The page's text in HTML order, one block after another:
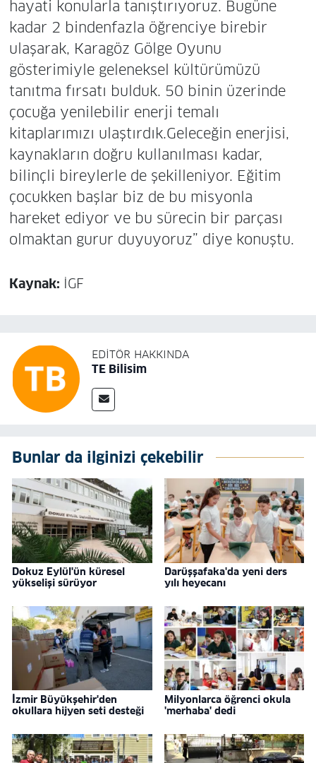
hayati konularla tanıştırıyoruz. Bugüne
kadar 2 bindenfazla öğrenciye birebir
ulaşarak, Karagöz Gölge Oyunu
gösterimiyle geleneksel kültürümüzü
tanıtma fırsatı bulduk. 50 binin üzerinde
çocuğa yenilebilir enerji temalı
kitaplarımızı ulaştırdık.Geleceğin enerjisi,
kaynakların doğru kullanılması kadar,
bilinçli bireylerle de şekilleniyor. Eğitim
çocukken başlar biz de bu misyonla
hareket ediyor ve bu sürecin bir parçası
olmaktan gurur duyuyoruz” diye konuştu.
Kaynak: İGF
EDITÖR HAKKINDA
TE Bilisim
Bunlar da ilginizi çekebilir
Dokuz Eylül'ün küresel
yükselişi sürüyor
Darüşşafaka'da yeni ders
yılı heyecanı
İzmir Büyükşehir'den
okullara hijyen seti desteği
Milyonlarca öğrenci okula
'merhaba' dedi